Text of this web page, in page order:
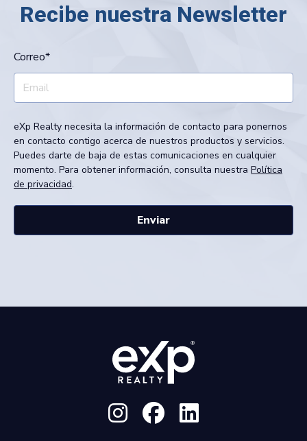
Recibe nuestra Newsletter
Correo*
eXp Realty necesita la información de contacto para ponernos
en contacto contigo acerca de nuestros productos y servicios.
Puedes darte de baja de estas comunicaciones en cualquier
momento. Para obtener información, consulta nuestra Política
de privacidad.